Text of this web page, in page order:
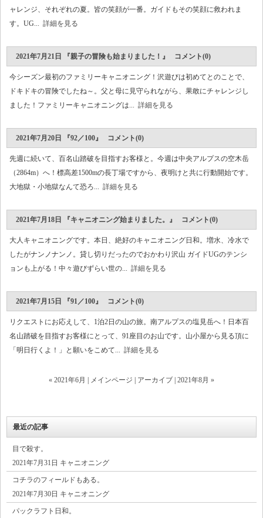
ャレンジ、それぞれの夏。皆の笑顔が一番。ガイドもその笑顔に救われま
す。UG... 詳細を見る
2021年7月21日 『親子の冒険も始まりました！』 コメント(0)
今シーズン最初のファミリーキャニオニング！沢遊びは初めてとのことで、
ドキドキの冒険でしたね～。父と母に見守られながら、果敢にチャレンジし
ました！ファミリーキャニオニングは... 詳細を見る
2021年7月20日 『92／100』 コメント(0)
先週に続いて、百名山踏破を目指すお客様と。今週は中央アルプスの空木岳
（2864m）へ！標高差1500mの長丁場ですから、夜明けと共に行動開始です。
大地獄・小地獄なんて恐ろ... 詳細を見る
2021年7月18日 『キャニオニング始まりました。』 コメント(0)
大人キャニオニングです。本日、絶好のキャニオニング日和。増水、冷水で
したがナンノナンノ。貸し切りだったのでおかわり沢山 ガイドUGのテンシ
ョンも上がる！中々遊びずらい世の... 詳細を見る
2021年7月15日 『91／100』 コメント(0)
リクエストにお応えして、1泊2日の山の旅。南アルプスの塩見岳へ！日本百
名山踏破を目指すお客様にとって、91座目のお山です。山小屋から見る頂に
「明日行くよ！」と願いをこめて... 詳細を見る
« 2021年6月 | メインページ | アーカイブ | 2021年8月 »
最近の記事
目で殺す。
2021年7月31日 キャニオニング
コチラのフィールドもある。
2021年7月30日 キャニオニング
パックラフト日和。